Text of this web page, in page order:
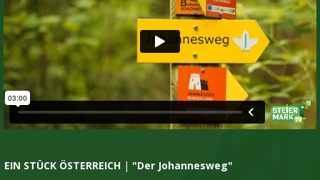
EIN STÜCK ÖSTERREICH | "Der Johannesweg"